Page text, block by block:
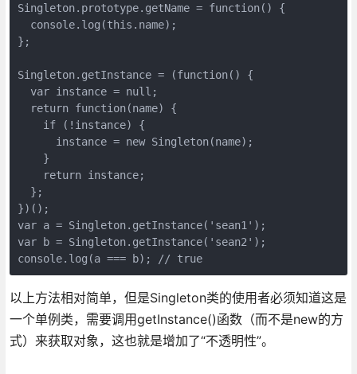
Singleton.prototype.getName = function() {
  console.log(this.name);
};
Singleton.getInstance = (function() {
  var instance = null;
  return function(name) {
    if (!instance) {
      instance = new Singleton(name);
    }
    return instance;
  };
})();
var a = Singleton.getInstance('sean1');
var b = Singleton.getInstance('sean2');
console.log(a === b); // true
以上方法相对简单，但是Singleton类的使用者必须知道这是
一个单例类，需要调用getInstance()函数（而不是new的方
式）来获取对象，这也就是增加了“不透明性”。